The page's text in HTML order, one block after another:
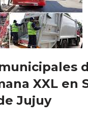
XXL en
Jujuy